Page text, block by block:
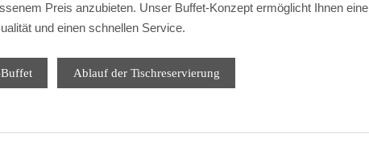
Preis anzubieten. Unser Buffet-Konzept ermöglicht Ihnen eine
und einen schnellen Service.
Ablauf der Tischreservierung